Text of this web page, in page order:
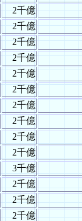
2千億
2千億
2千億
2千億
2千億
2千億
2千億
2千億
2千億
2千億
3千億
2千億
2千億
2千億